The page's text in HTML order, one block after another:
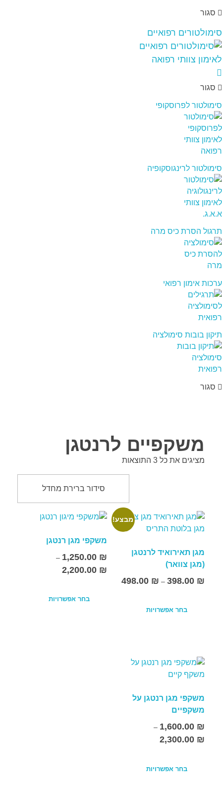
סגור
סימולטורים רפואיים
סגור
סימולטור לפרוסקופי
סימולטור לרינגוסקופיה
תרגול הסרת כיס מרה
ערכות אימון רפואי
תיקון בובות סימולציה
סגור
משקפיים לרנטגן
מציגים את כל ⁦3⁩ התוצאות
מבצע!
מגן תאירואיד לרנטגן
(מגן צוואר)
398.00 ₪
–
498.00 ₪
בחר אפשרויות
משקפי מגן רנטגן
1,250.00 ₪
–
2,200.00 ₪
בחר אפשרויות
משקפי מגן רנטגן על
משקפיים
1,600.00 ₪
–
2,300.00 ₪
בחר אפשרויות